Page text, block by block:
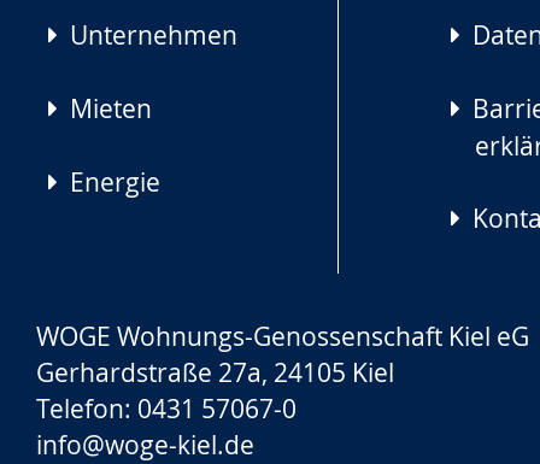
Unternehmen
Mieten
Energie
WOGE Wohnungs-Genossenschaft Kiel eG
Gerhardstraße 27a, 24105 Kiel
Telefon: 0431 57067-0
info@woge-kiel.de